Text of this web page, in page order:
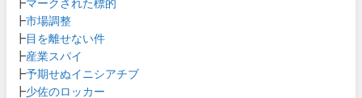
┣マークされた標的
┣市場調整
┣ 目を離せない件
┣産業スパイ
┣予期せぬイニシアチブ
┣少佐のロッカー